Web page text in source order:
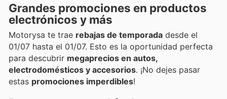
Grandes promociones en productos
electrónicos y más
Motorysa te trae rebajas de temporada desde el
01/07 hasta el 01/07. Esto es la oportunidad perfecta
para descubrir megaprecios en autos,
electrodomésticos y accesorios. ¡No dejes pasar
estas promociones imperdibles!